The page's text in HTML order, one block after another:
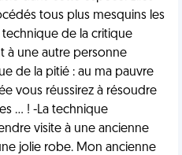
tous plus mesquins les
technique de la critique
à une autre personne
de la pitié : au ma pauvre
vous réussirez à résoudre
... ! -La technique
visite à une ancienne
jolie robe. Mon ancienne